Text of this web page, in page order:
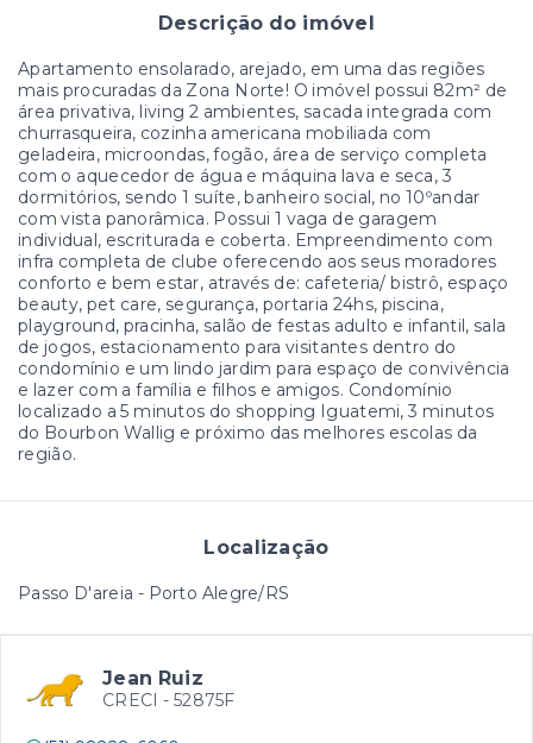
Descrição do imóvel
Apartamento ensolarado, arejado, em uma das regiões
mais procuradas da Zona Norte! O imóvel possui 82m² de
área privativa, living 2 ambientes, sacada integrada com
churrasqueira, cozinha americana mobiliada com
geladeira, microondas, fogão, área de serviço completa
com o aquecedor de água e máquina lava e seca, 3
dormitórios, sendo 1 suíte, banheiro social, no 10ºandar
com vista panorâmica. Possui 1 vaga de garagem
individual, escriturada e coberta. Empreendimento com
infra completa de clube oferecendo aos seus moradores
conforto e bem estar, através de: cafeteria/ bistrô, espaço
beauty, pet care, segurança, portaria 24hs, piscina,
playground, pracinha, salão de festas adulto e infantil, sala
de jogos, estacionamento para visitantes dentro do
condomínio e um lindo jardim para espaço de convivência
e lazer com a família e filhos e amigos. Condomínio
localizado a 5 minutos do shopping Iguatemi, 3 minutos
do Bourbon Wallig e próximo das melhores escolas da
região.
Localização
Passo D'areia - Porto Alegre/RS
Jean Ruiz
CRECI - 52875F